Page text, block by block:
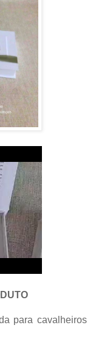
para cavalheiros